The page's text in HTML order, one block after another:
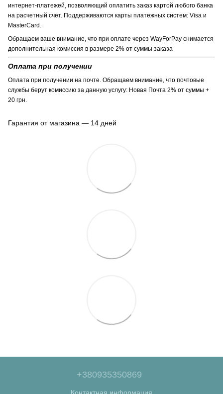
интернет-платежей, позволяющий оплатить заказ картой любого банка
на расчетный счет. Поддерживаются карты платежных систем: Visa и
MasterCard.
Обращаем ваше внимание, что при оплате через WayForPay снимается
дополнительная комиссия в размере 2% от суммы заказа
Оплата при получении
Оплата при получении на почте. Обращаем внимание, что почтовые
службы берут комиссию за данную услугу: Новая Почта 2% от суммы +
20 грн.
Гарантия от магазина — 14 дней
+380935350869